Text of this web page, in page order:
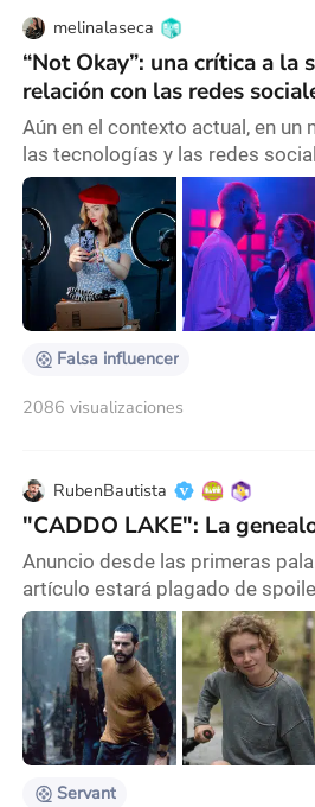
melinalaseca
“Not Okay”: una crítica a la
relación con las redes
Aún en el contexto actual, en un
las tecnologías y las redes
tantas películas que se animen
paradigma social y que logren
atraviesa las vidas de las
influencers y los “likes” como
y validación online se apoderó
redes sociales, y Not Okay
Falsa influencer
2086 visualizaciones
RubenBautista
"CADDO LAKE": La
Anuncio desde las primeras
artículo estará plagado de
hay películas que se sustentan
en su último tercio – algo muy
Shyamalan , productor ejecutivo
este caso, no es exactamente
apariencia una discreta
conocida como HBO) que juega
Servant